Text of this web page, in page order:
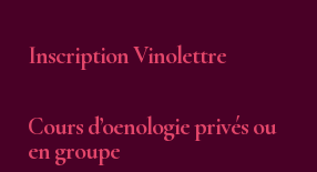
Inscription Vinolettre
Cours d’oenologie privés ou
en groupe